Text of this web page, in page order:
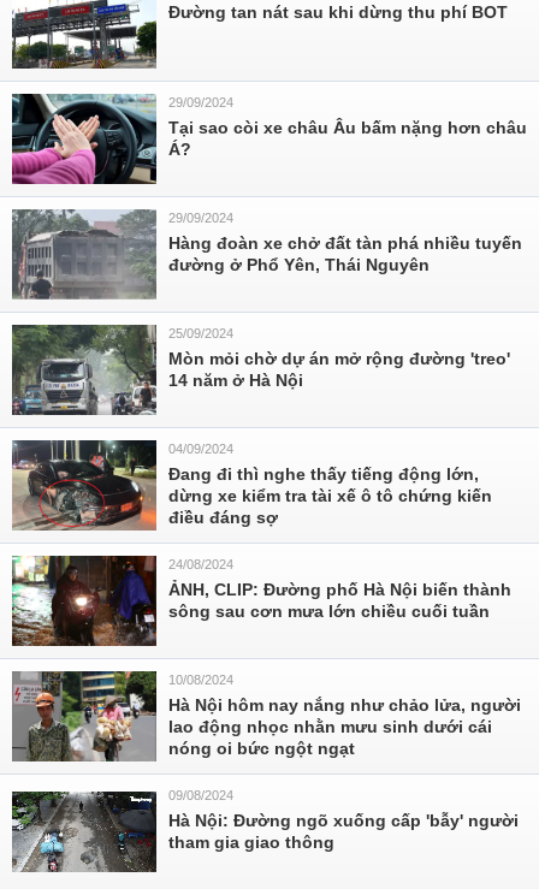
Đường tan nát sau khi dừng thu phí BOT
29/09/2024
Tại sao còi xe châu Âu bấm nặng hơn châu
Á?
29/09/2024
Hàng đoàn xe chở đất tàn phá nhiều tuyến
đường ở Phổ Yên, Thái Nguyên
25/09/2024
Mòn mỏi chờ dự án mở rộng đường 'treo'
14 năm ở Hà Nội
04/09/2024
Đang đi thì nghe thấy tiếng động lớn,
dừng xe kiểm tra tài xế ô tô chứng kiến
điều đáng sợ
24/08/2024
ẢNH, CLIP: Đường phố Hà Nội biến thành
sông sau cơn mưa lớn chiều cuối tuần
10/08/2024
Hà Nội hôm nay nắng như chảo lửa, người
lao động nhọc nhằn mưu sinh dưới cái
nóng oi bức ngột ngạt
09/08/2024
Hà Nội: Đường ngõ xuống cấp 'bẫy' người
tham gia giao thông